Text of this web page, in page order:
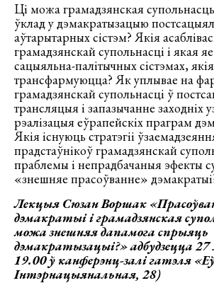
Ці можа грамадзянская
ўклад у дэмакратызацыю
аўтарытарных сістэм? Якія
грамадзянскай супольнасці і якая
сацыяльна-палітычных сістэмах, якія
трансфармуюцца? Як уплывае на
грамадзянскай супольнасці ў
трансляцыя і запазычанне заходніх
рэалізацыя еўрапейскіх праграм
Якія існуюць стратэгіі
прадстаўнікоў грамадзянскай
праблемы і непрадбачаныя эфекты
«знешняе прасоўванне»
Лекцыя Сюзан Воршак
дэмакратыі і грамадзянская
можа знешняя дапамога спрыяць
дэмакратызацыі?» адбудзецца 27
19.00 ў канферэнц-залі гатэля
Інтэрнацыянальная, 28)